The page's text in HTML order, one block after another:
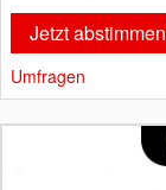
Umfragen